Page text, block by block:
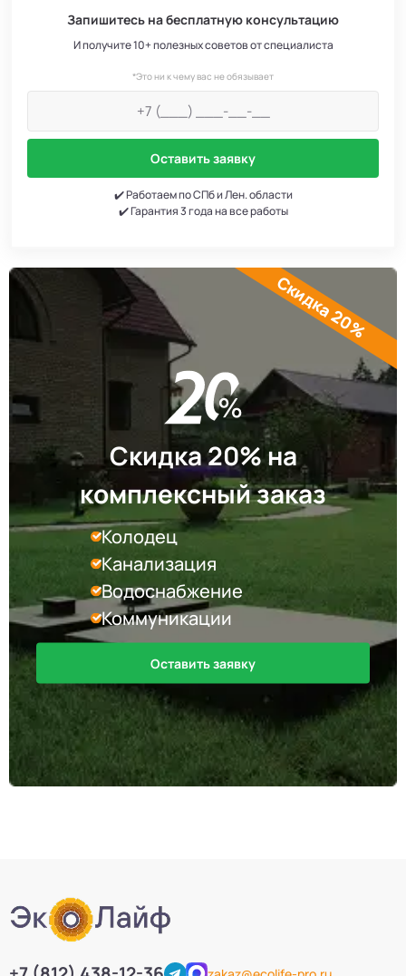
Запишитесь на бесплатную консультацию
И получите 10+ полезных советов от специалиста
*Это ни к чему вас не обязывает
Оставить заявку
✔️ Работаем по СПб и Лен. области
✔️ Гарантия 3 года на все работы
Скидка 20% на
комплексный заказ
Колодец
Канализация
Водоснабжение
Коммуникации
Оставить заявку
Скидка 20%